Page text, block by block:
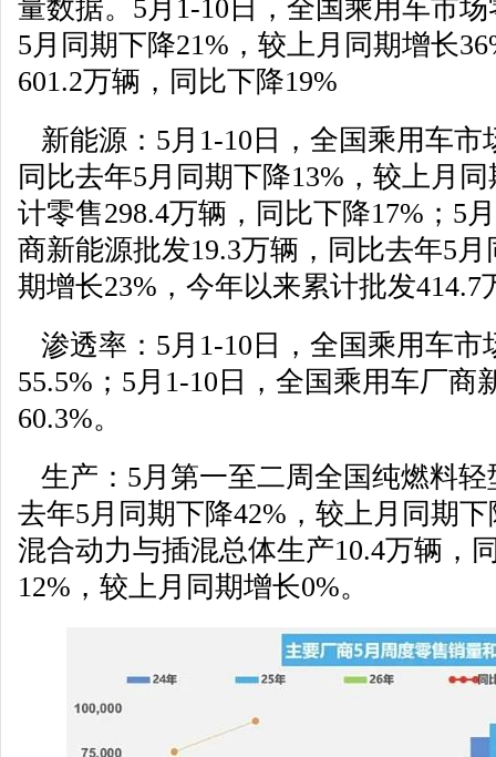
量数据。5月1-10日，全国乘用车市
5月同期下降21%，较上月同期增长
601.2万辆，同比下降19%
新能源：5月1-10日，全国乘用车市
同比去年5月同期下降13%，较上月
计零售298.4万辆，同比下降17%；5
商新能源批发19.3万辆，同比去年5
期增长23%，今年以来累计批发414.7
渗透率：5月1-10日，全国乘用车市
55.5%；5月1-10日，全国乘用车厂商
60.3%。
生产：5月第一至二周全国纯燃料轻
去年5月同期下降42%，较上月同期
混合动力与插混总体生产10.4万辆，
12%，较上月同期增长0%。